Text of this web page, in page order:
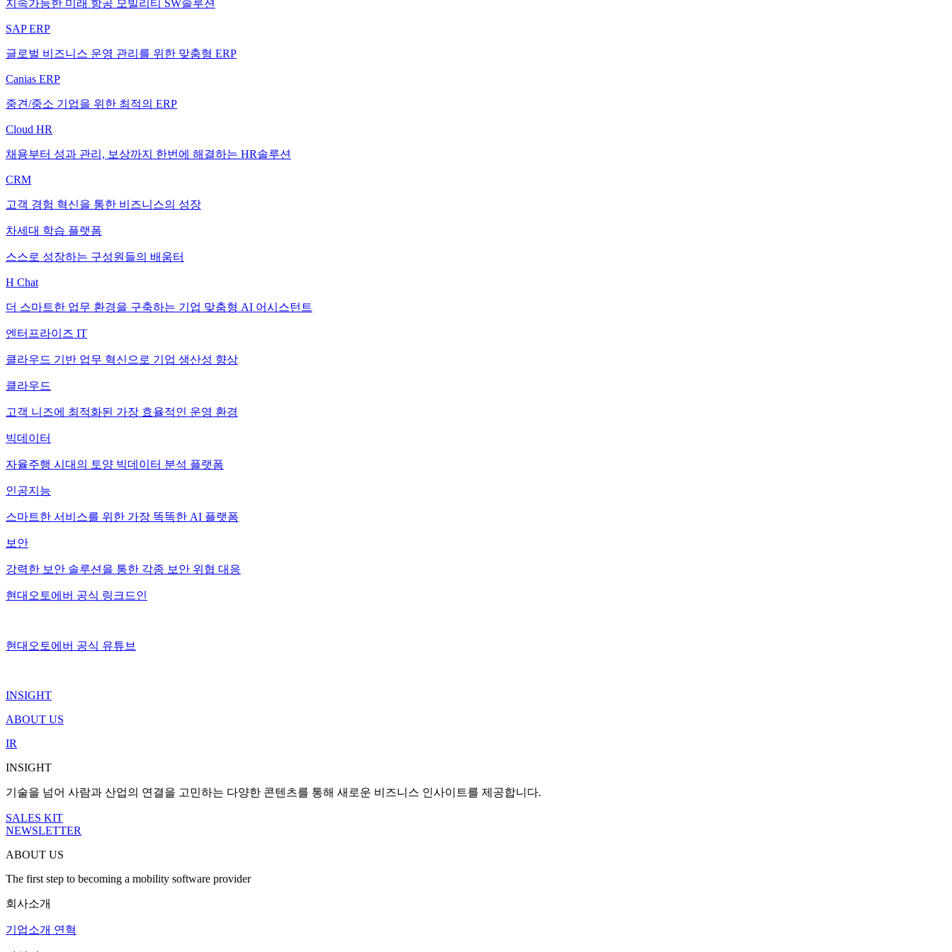
지속가능한 미래 항공 모빌리티 SW솔루션
SAP ERP
글로벌 비즈니스 운영 관리를 위한 맞춤형 ERP
Canias ERP
중견/중소 기업을 위한 최적의 ERP
Cloud HR
채용부터 성과 관리, 보상까지 한번에 해결하는 HR솔루션
CRM
고객 경험 혁신을 통한 비즈니스의 성장
차세대 학습 플랫폼
스스로 성장하는 구성원들의 배움터
H Chat
더 스마트한 업무 환경을 구축하는 기업 맞춤형 AI 어시스턴트
엔터프라이즈 IT
클라우드 기반 업무 혁신으로 기업 생산성 향상
클라우드
고객 니즈에 최적화된 가장 효율적인 운영 환경
빅데이터
자율주행 시대의 토양 빅데이터 분석 플랫폼
인공지능
스마트한 서비스를 위한 가장 똑똑한 AI 플랫폼
보안
강력한 보안 솔루션을 통한 각종 보안 위협 대응
현대오토에버 공식 링크드인
현대오토에버 공식 유튜브
INSIGHT
ABOUT US
IR
INSIGHT
기술을 넘어 사람과 산업의 연결을 고민하는 다양한 콘텐츠를 통해 새로운 비즈니스 인사이트를 제공합니다.
SALES KIT
NEWSLETTER
ABOUT US
The first step to becoming a mobility software provider
회사소개
기업소개 연혁